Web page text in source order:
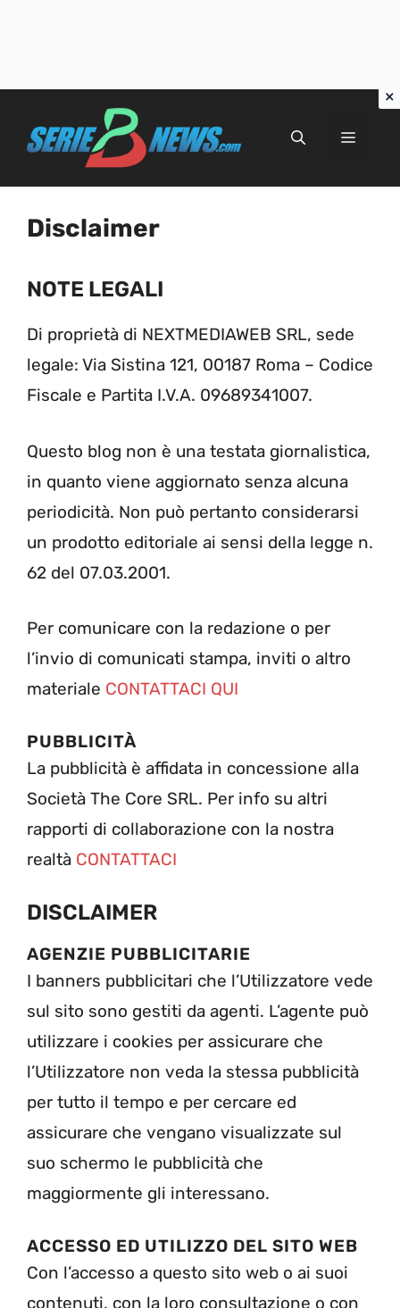
Menu
Disclaimer
NOTE LEGALI
Di proprietà di NEXTMEDIAWEB SRL, sede
legale: Via Sistina 121, 00187 Roma – Codice
Fiscale e Partita I.V.A. 09689341007.
Questo blog non è una testata giornalistica,
in quanto viene aggiornato senza alcuna
periodicità. Non può pertanto considerarsi
un prodotto editoriale ai sensi della legge n.
62 del 07.03.2001.
Per comunicare con la redazione o per
l’invio di comunicati stampa, inviti o altro
materiale CONTATTACI QUI
PUBBLICITÀ
La pubblicità è affidata in concessione alla
Società The Core SRL. Per info su altri
rapporti di collaborazione con la nostra
realtà CONTATTACI
DISCLAIMER
AGENZIE PUBBLICITARIE
I banners pubblicitari che l’Utilizzatore vede
sul sito sono gestiti da agenti. L’agente può
utilizzare i cookies per assicurare che
l’Utilizzatore non veda la stessa pubblicità
per tutto il tempo e per cercare ed
assicurare che vengano visualizzate sul
suo schermo le pubblicità che
maggiormente gli interessano.
ACCESSO ED UTILIZZO DEL SITO WEB
Con l’accesso a questo sito web o ai suoi
contenuti, con la loro consultazione o con